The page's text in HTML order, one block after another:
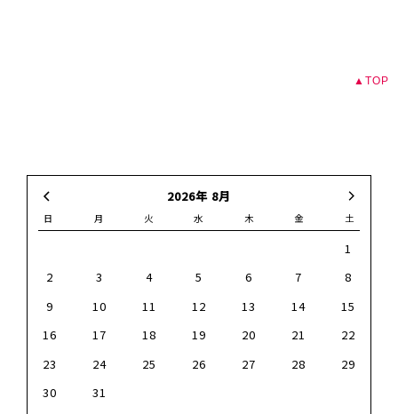
次のページへ
2026年 8月
日 月 火 水 木 金 土
1
2
3 4 5 6 7
8
9
10 11 12 13 14
15
16
17 18 19 20 21
22
23
24 25 26 27 28
29
30
31
▲TOP